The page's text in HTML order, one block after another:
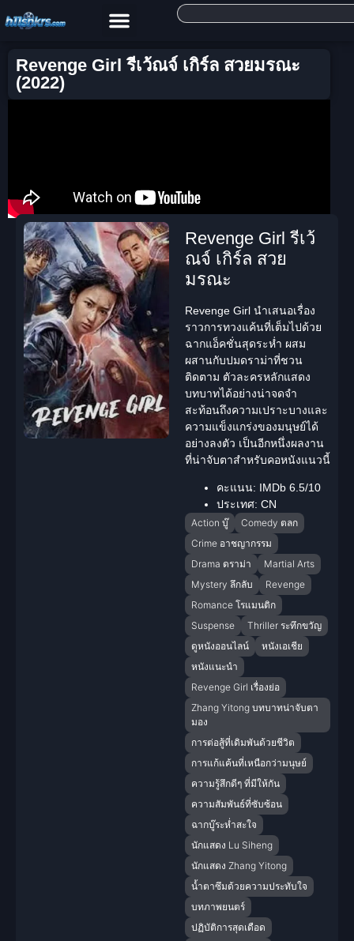
Revenge Girl รีเว้ณจ์ เกิร์ล สวยมรณะ
(2022)
Revenge Girl รีเว้
ณจ์ เกิร์ล สวย
มรณะ
Revenge Girl นำเสนอเรื่อง
ราวการทวงแค้นที่เต็มไปด้วย
ฉากแอ็คชั่นสุดระห่ำ ผสม
ผสานกับปมดราม่าที่ชวน
ติดตาม ตัวละครหลักแสดง
บทบาทได้อย่างน่าจดจำ
สะท้อนถึงความเปราะบางและ
ความแข็งแกร่งของมนุษย์ได้
อย่างลงตัว เป็นอีกหนึ่งผลงาน
ที่น่าจับตาสำหรับคอหนังแนวนี้
คะแนน: IMDb 6.5/10
ประเทศ: CN
Action บู๊
Comedy ตลก
Crime อาชญากรรม
Drama ดราม่า
Martial Arts
Mystery ลึกลับ
Revenge
Romance โรแมนติก
Suspense
Thriller ระทึกขวัญ
ดูหนังออนไลน์
หนังเอเชีย
หนังแนะนำ
Revenge Girl เรื่องย่อ
Zhang Yitong บทบาทน่าจับตา
มอง
การต่อสู้ที่เดิมพันด้วยชีวิต
การแก้แค้นที่เหนือกว่ามนุษย์
ความรู้สึกดีๆ ที่มีให้กัน
ความสัมพันธ์ที่ซับซ้อน
ฉากบู๊ระห่ำสะใจ
นักแสดง Lu Siheng
นักแสดง Zhang Yitong
น้ำตาซึมด้วยความประทับใจ
บทภาพยนตร์
ปฏิบัติการสุดเดือด